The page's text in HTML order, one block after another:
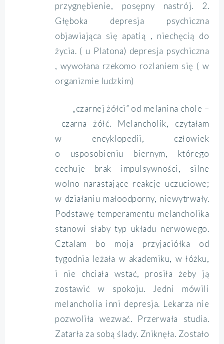
przygnębienie, posępny nastrój. 2.
Głęboka depresja psychiczna
objawiająca się apatią , niechęcią do
życia. ( u Platona) depresja psychiczna
, wywołana rzekomo rozlaniem się ( w
organizmie ludzkim)
„czarnej żółci” od melanina chole –
czarna żółć. Melancholik, czytałam
w encyklopedii, człowiek
o usposobieniu biernym, którego
cechuje brak impulsywności, silne
wolno narastające reakcje uczuciowe;
w działaniu małoodporny, niewytrwały.
Podstawę temperamentu melancholika
stanowi słaby typ układu nerwowego.
Cztalam bo moja przyjaciółka od
tygodnia leżała w akademiku, w łóżku,
i nie chciała wstać, prosiła żeby ją
zostawić w spokoju. Jedni mówili
melancholia inni depresja. Lekarza nie
pozwoliła wezwać. Przerwała studia.
Zatarła za sobą ślady. Zniknęła. Zostało